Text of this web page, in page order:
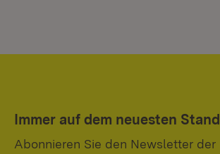
Immer auf dem neuesten Stand
Abonnieren Sie den Newsletter der